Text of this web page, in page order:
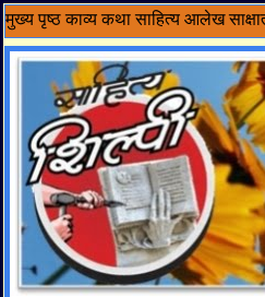
मुख्य पृष्ठ काव्य कथा साहित्य आलेख